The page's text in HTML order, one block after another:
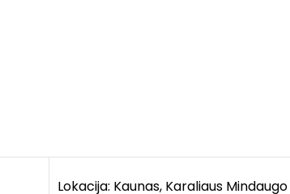
Lokacija: Kaunas, Karaliaus